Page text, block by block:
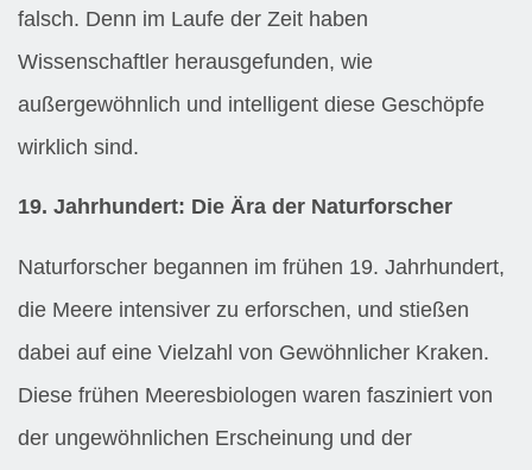
falsch. Denn im Laufe der Zeit haben
Wissenschaftler herausgefunden, wie
außergewöhnlich und intelligent diese Geschöpfe
wirklich sind.
19. Jahrhundert: Die Ära der Naturforscher
Naturforscher begannen im frühen 19. Jahrhundert,
die Meere intensiver zu erforschen, und stießen
dabei auf eine Vielzahl von Gewöhnlicher Kraken.
Diese frühen Meeresbiologen waren fasziniert von
der ungewöhnlichen Erscheinung und der